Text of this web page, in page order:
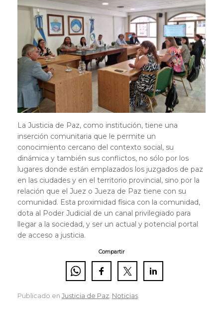
La Justicia de Paz, como institución, tiene una
inserción comunitaria que le permite un
conocimiento cercano del contexto social, su
dinámica y también sus conflictos, no sólo por los
lugares donde están emplazados los juzgados de paz
en las ciudades y en el territorio provincial, sino por la
relación que el Juez o Jueza de Paz tiene con su
comunidad. Esta proximidad física con la comunidad,
dota al Poder Judicial de un canal privilegiado para
llegar a la sociedad, y ser un actual y potencial portal
de acceso a justicia.
Compartir
Publicado en Justicia de Paz Noticias